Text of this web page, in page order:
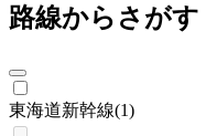
路線からさがす
東海道新幹線(1)